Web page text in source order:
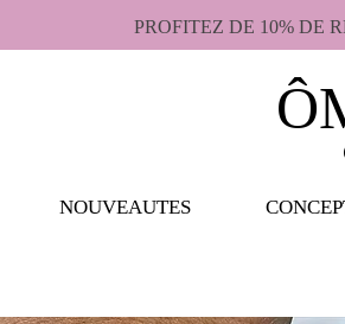
PROFITEZ DE 10% DE
NOUVEAUTES